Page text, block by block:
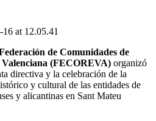
de Comunidades de
(FECOREVA) organizó
directiva y la celebración de la
y cultural de las entidades de
y alicantinas en Sant Mateu